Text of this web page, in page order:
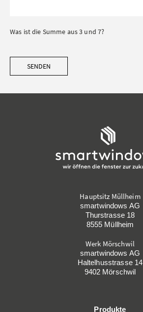
Was ist die Summe aus 3 und 7?
SENDEN
Hauptsitz Müllheim
smartwindows AG
Thurstrasse 18
8555 Müllheim
Werk Mörschwil
smartwindows AG
Haltelhusstrasse 14
9402 Mörschwil
Produkte